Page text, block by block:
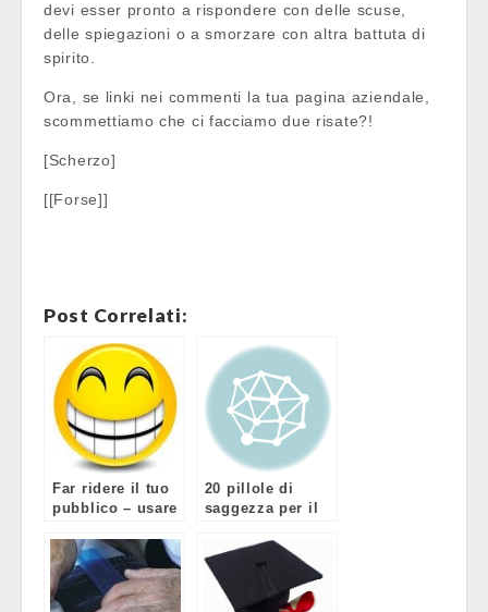
devi esser pronto a rispondere con delle scuse,
delle spiegazioni o a smorzare con altra battuta di
spirito.
Ora, se linki nei commenti la tua pagina aziendale,
scommettiamo che ci facciamo due risate?!
[Scherzo]
[[Forse]]
Post Correlati:
Far ridere il tuo
pubblico – usare
coinvolgere
20 pillole di
saggezza per il
social